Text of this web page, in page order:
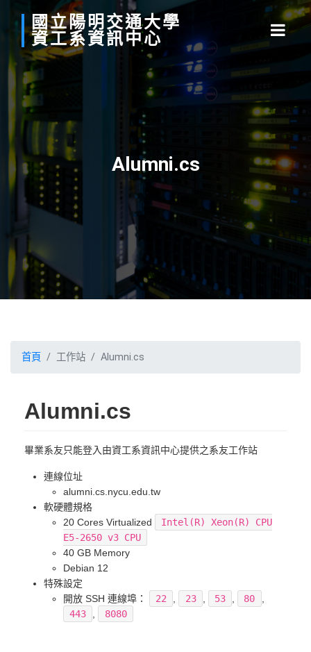
國立陽明 交通大學
資工系資訊中心
Alumni.cs
首頁 工作站 Alumni.cs
Alumni.cs
畢業系友只能登入由資工系資訊中心提供之系友工作站
連線位址
alumni.cs.nycu.edu.tw
軟硬體規格
20 Cores Virtualized
Intel(R) Xeon(R) CPU
E5-2650 v3 CPU
40 GB Memory
Debian 12
特殊設定
開放 SSH 連線埠：
22 , 23 , 53 , 80
,
443
, 8080